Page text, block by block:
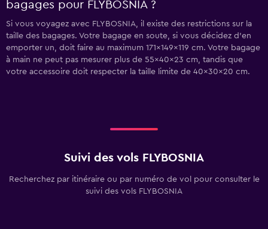
bagages pour FLYBOSNIA ?
Si vous voyagez avec FLYBOSNIA, il existe des restrictions sur la
taille des bagages. Votre bagage en soute, si vous décidez d’en
emporter un, doit faire au maximum 171x149x119 cm. Votre bagage
à main ne peut pas mesurer plus de 55x40x23 cm, tandis que
votre accessoire doit respecter la taille limite de 40x30x20 cm.
Suivi des vols FLYBOSNIA
Recherchez par itinéraire ou par numéro de vol pour consulter le
suivi des vols FLYBOSNIA